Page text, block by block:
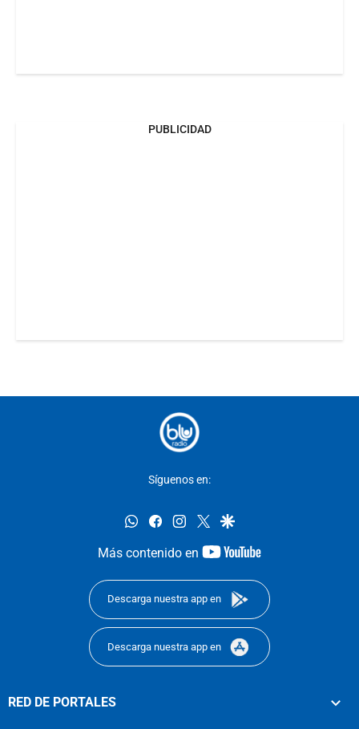
PUBLICIDAD
Síguenos en:
whatsappfacebookinstagram
twittergoogle
Más contenido en
youtube-
Descarga nuestra app en
Descarga nuestra app en
RED DE PORTALES